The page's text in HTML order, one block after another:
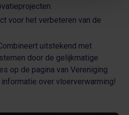
voor het verbeteren van de
uitstekend met
door de gelijkmatige
op de pagina van Vereniging
over vloerverwarming!